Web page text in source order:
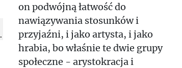
on podwójną łatwość do
nawiązywania stosunków i
przyjaźni, i jako artysta, i jako
hrabia, bo właśnie te dwie grupy
społeczne - arystokracja i